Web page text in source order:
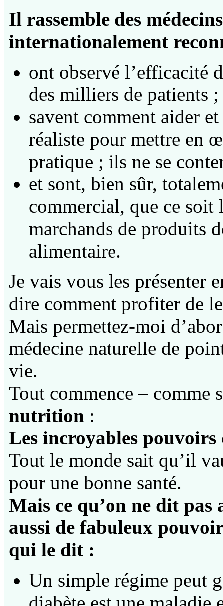
Il rassemble des
internationalement
ont observé l’efficacité
des milliers de patients ;
savent comment aider
réaliste pour mettre en
pratique ; ils ne se
et sont, bien sûr,
commercial, que ce soit
marchands de produits
alimentaire.
Je vais vous les présenter
dire comment profiter de
Mais permettez-moi
médecine naturelle de
vie.
Tout commence – comme
nutrition :
Les incroyables
Tout le monde sait qu’il
pour une bonne santé.
Mais ce qu’on ne dit pas
aussi de fabuleux
qui le dit :
Un simple régime peut